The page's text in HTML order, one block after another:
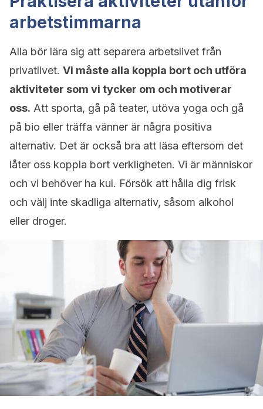
arbetstimmarna
Alla bör lära sig att separera arbetslivet från
privatlivet. Vi måste alla koppla bort och utföra
aktiviteter som vi tycker om och motiverar
oss. Att sporta, gå på teater, utöva yoga och gå
på bio eller träffa vänner är några positiva
alternativ. Det är också bra att läsa eftersom det
låter oss koppla bort verkligheten. Vi är människor
och vi behöver ha kul. Försök att hålla dig frisk
och välj inte skadliga alternativ, såsom alkohol
eller droger.